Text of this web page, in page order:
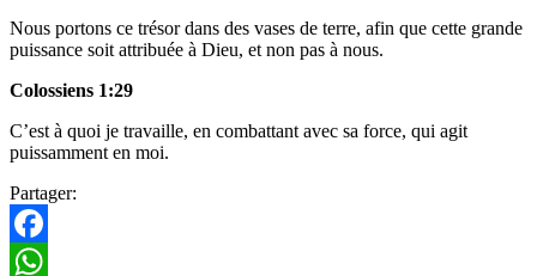
Nous portons ce trésor dans des vases de terre, afin que cette grande
puissance soit attribuée à Dieu, et non pas à nous.
Colossiens 1:29
C’est à quoi je travaille, en combattant avec sa force, qui agit
puissamment en moi.
Partager:
Facebook